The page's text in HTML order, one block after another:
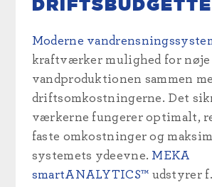
Moderne
kraftværker mulighed for nøje
vandproduktionen sammen
driftsomkostningerne. Det
værkerne fungerer optimalt,
faste omkostninger og
systemets ydeevne. MEKA
smartANALYTICS™ udstyrer